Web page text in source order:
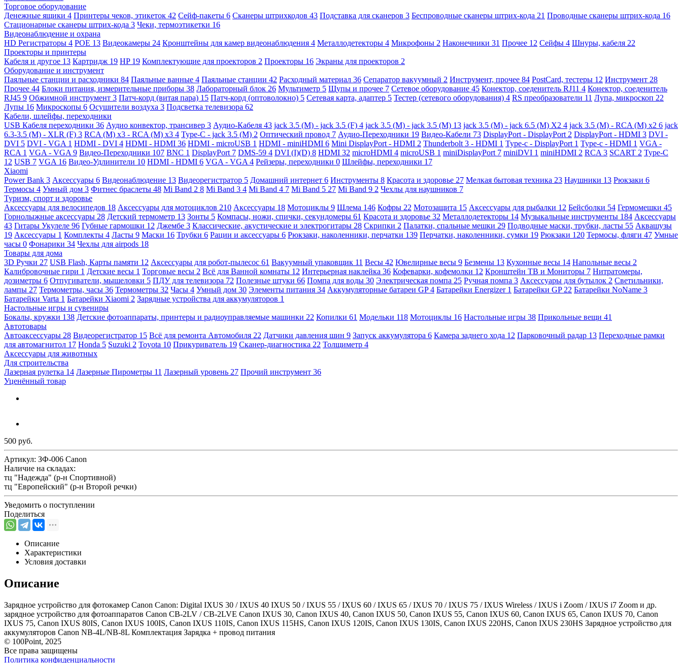
Торговое оборудование
Денежные ящики 4 Принтеры чеков, этикеток 42 Сейф-пакеты 6 Сканеры штрихкодов 43 Подставка для сканеров 3 Беспроводные сканеры штрих-кода 21 Проводные сканеры штрих-кода 16
Стационарные сканеры штрих-кода 3 Чеки, термоэтикетки 16
Видеонаблюдение и охрана
HD Регистраторы 4 POE 13 Видеокамеры 24 Кронштейны для камер видеонаблюдения 4 Металлодетекторы 4 Микрофоны 2 Наконечники 31 Прочее 12 Сейфы 4 Шнуры, кабеля 22
Проекторы и принтеры
Кабеля и другое 13 Картридж 19 HP 19 Комплектующие для проекторов 2 Проекторы 16 Экраны для проекторов 2
Оборудование и инструмент
Паяльные станции и расходники 84 Паяльные ванные 4 Паяльные станции 42 Расходный материал 36 Сепаратор вакуумный 2 Инструмент, прочее 84 PostCard, тестеры 12 Инструмент 28
Прочее 44 Блоки питания, измерительные приборы 38 Лабораторный блок 26 Мультиметр 5 Щупы и прочее 7 Сетевое оборудование 45 Конектор, соеденитель RJ11 4 Конектор, соеденитель
RJ45 9 Обжимной инструмент 3 Патч-корд (витая пара) 15 Патч-корд (оптоволокно) 5 Сетевая карта, адаптер 5 Тестер (сетевого оборудования) 4 RS преобразователи 11 Лупа, микроскоп 22
Лупы 16 Микроскопы 6 Осушители воздуха 3 Подсветка телевизора 62
Кабели, шлейфы, переходники
USB Кабеля переходники 36 Аудио конвектор, трансивер 3 Аудио-Кабеля 43 jack 3.5 (M) - jack 3.5 (F) 4 jack 3.5 (M) - jack 3.5 (M) 13 jack 3.5 (M) - jack 6.5 (M) X2 4 jack 3.5 (M) - RCA (M) x2 6 jack
6.3-3.5 (M) - XLR (F) 3 RCA (M) x3 - RCA (M) x3 4 Type-C - jack 3.5 (M) 2 Оптический провод 7 Аудио-Переходники 19 Видео-Кабели 73 DisplayPort - DisplayPort 2 DisplayPort - HDMI 3 DVI -
DVI 5 DVI - VGA 1 HDMI - DVI 4 HDMI - HDMI 36 HDMI - microUSB 1 HDMI - miniHDMI 6 Mini DisplayPort - HDMI 2 Thunderbolt 3 - HDMI 1 Type-c - DisplayPort 1 Type-c - HDMI 1 VGA -
RCA 1 VGA - VGA 9 Видео-Переходники 107 BNC 1 DisplayPort 7 DMS-59 4 DVI (I)(D) 8 HDMI 32 microHDMI 4 microUSB 1 miniDisplayPort 7 miniDVI 1 miniHDMI 2 RCA 3 SCART 2 Type-C
12 USB 7 VGA 16 Видео-Удлинители 10 HDMI - HDMI 6 VGA - VGA 4 Рейзеры, переходники 0 Шлейфы, переходники 17
Xiaomi
Power Bank 3 Аксессуары 6 Видеонаблюдение 13 Видеорегистратор 5 Домашний интернет 6 Инструменты 8 Красота и здоровье 27 Мелкая бытовая техника 23 Наушники 13 Рюкзаки 6
Термосы 4 Умный дом 3 Фитнес браслеты 48 Mi Band 2 8 Mi Band 3 4 Mi Band 4 7 Mi Band 5 27 Mi Band 9 2 Чехлы для наушников 7
Туризм, спорт и здоровье
Аксессуары для велосипедов 18 Аксессуары для мотоциклов 210 Аксессуары 18 Мотоциклы 9 Шлема 146 Кофры 22 Мотозащита 15 Аксессуары для рыбалки 12 Бейсболки 54 Гермомешки 45
Горнолыжные аксессуары 28 Детский термометр 13 Зонты 5 Компасы, ножи, спички, секундомеры 61 Красота и здоровье 32 Металлодетекторы 14 Музыкальные инструменты 184 Аксессуары
43 Гитары Укулеле 96 Губные гармошки 12 Джембе 3 Классические, акустические и электрогитары 28 Скрипки 2 Палатки, спальные мешки 29 Подводные маски, трубки, ласты 55 Аквашузы
19 Аксессуары 1 Комплекты 4 Ласты 9 Маски 16 Трубки 6 Рации и аксессуары 6 Рюкзаки, наколенники, перчатки 139 Перчатки, наколенники, сумки 19 Рюкзаки 120 Термосы, фляги 47 Умные
часы 0 Фонарики 34 Чехлы для airpods 18
Товары для дома
3D Ручки 27 USB Flash, Карты памяти 12 Аксессуары для робот-пылесос 61 Вакуумный упаковщик 11 Весы 42 Ювелирные весы 9 Безмены 13 Кухонные весы 14 Напольные весы 2
Калибровочные гири 1 Детские весы 1 Торговые весы 2 Всё для Ванной комнаты 12 Интерьерная наклейка 36 Кофеварки, кофемолки 12 Кронштейн ТВ и Мониторы 7 Нитратомеры,
дозиметры 6 Отпугиватели, мышеловки 5 ПДУ для телевизора 72 Полезные штуки 66 Помпа для воды 30 Электрическая помпа 25 Ручная помпа 3 Аксессуары для бутылок 2 Светильники,
лампы 27 Термометры, часы 36 Термометры 32 Часы 4 Умный дом 30 Элементы питания 34 Аккумуляторные батареи GP4 Батарейки Energizer 1 Батарейки GP 22 Батарейки NoName 3
Батарейки Varta 1 Батарейки Xiaomi 2 Зарядные устройства для аккумуляторов 1
Настольные игры и сувениры
Бокалы, кружки 138 Детские фотоаппараты, принтеры и радиоуправляемые машинки 22 Копилки 61 Модельки 118 Мотоциклы 16 Настольные игры 38 Прикольные вещи 41
Автотовары
Автоаксессуары 28 Видеорегистратор 15 Всё для ремонта Автомобиля 22 Датчики давления шин 9 Запуск аккумулятора 6 Камера заднего хода 12 Парковочный радар 13 Переходные рамки
для автомагнитол 17 Honda 5 Suzuki 2 Toyota 10 Прикуриватель 19 Сканер-диагностика 22 Толщиметр 4
Аксессуары для животных
Для строительства
Лазерная рулетка 14 Лазерные Пирометры 11 Лазерный уровень 27 Прочий инструмент 36
Уценённый товар
500 руб.
Артикул: ЗФ-006 Canon
Наличие на складах:
тц "Надежда" (р-н Спортивной)
тц "Европейский" (р-н Второй речки)
Уведомить о поступлении
Поделиться
Описание
Характеристики
Условия доставки
Описание
Зарядное устройство для фотокамер Canon Canon: Digital IXUS 30 / IXUS 40 IXUS 50 / IXUS 55 / IXUS 60 / IXUS 65 / IXUS 70 / IXUS 75 / IXUS Wireless / IXUS i Zoom / IXUS i7 Zoom и др.
зарядное устройство для фотоаппаратов Canon CB-2LV / CB-2LVE Canon IXUS 30, Canon IXUS 40, Canon IXUS 50, Canon IXUS 55, Canon IXUS 60, Canon IXUS 65, Canon IXUS 70, Canon
IXUS 75, Canon IXUS 80IS, Canon IXUS 100IS, Canon IXUS 110IS, Canon IXUS 115HS, Canon IXUS 120IS, Canon IXUS 130IS, Canon IXUS 220HS, Canon IXUS 230HS Зарядное устройство для
аккумуляторов Canon NB-4L/NB-8L Комплектация Зарядка + провод питания
© 100Point, 2025
Все права защищены
Политика конфиденциальности